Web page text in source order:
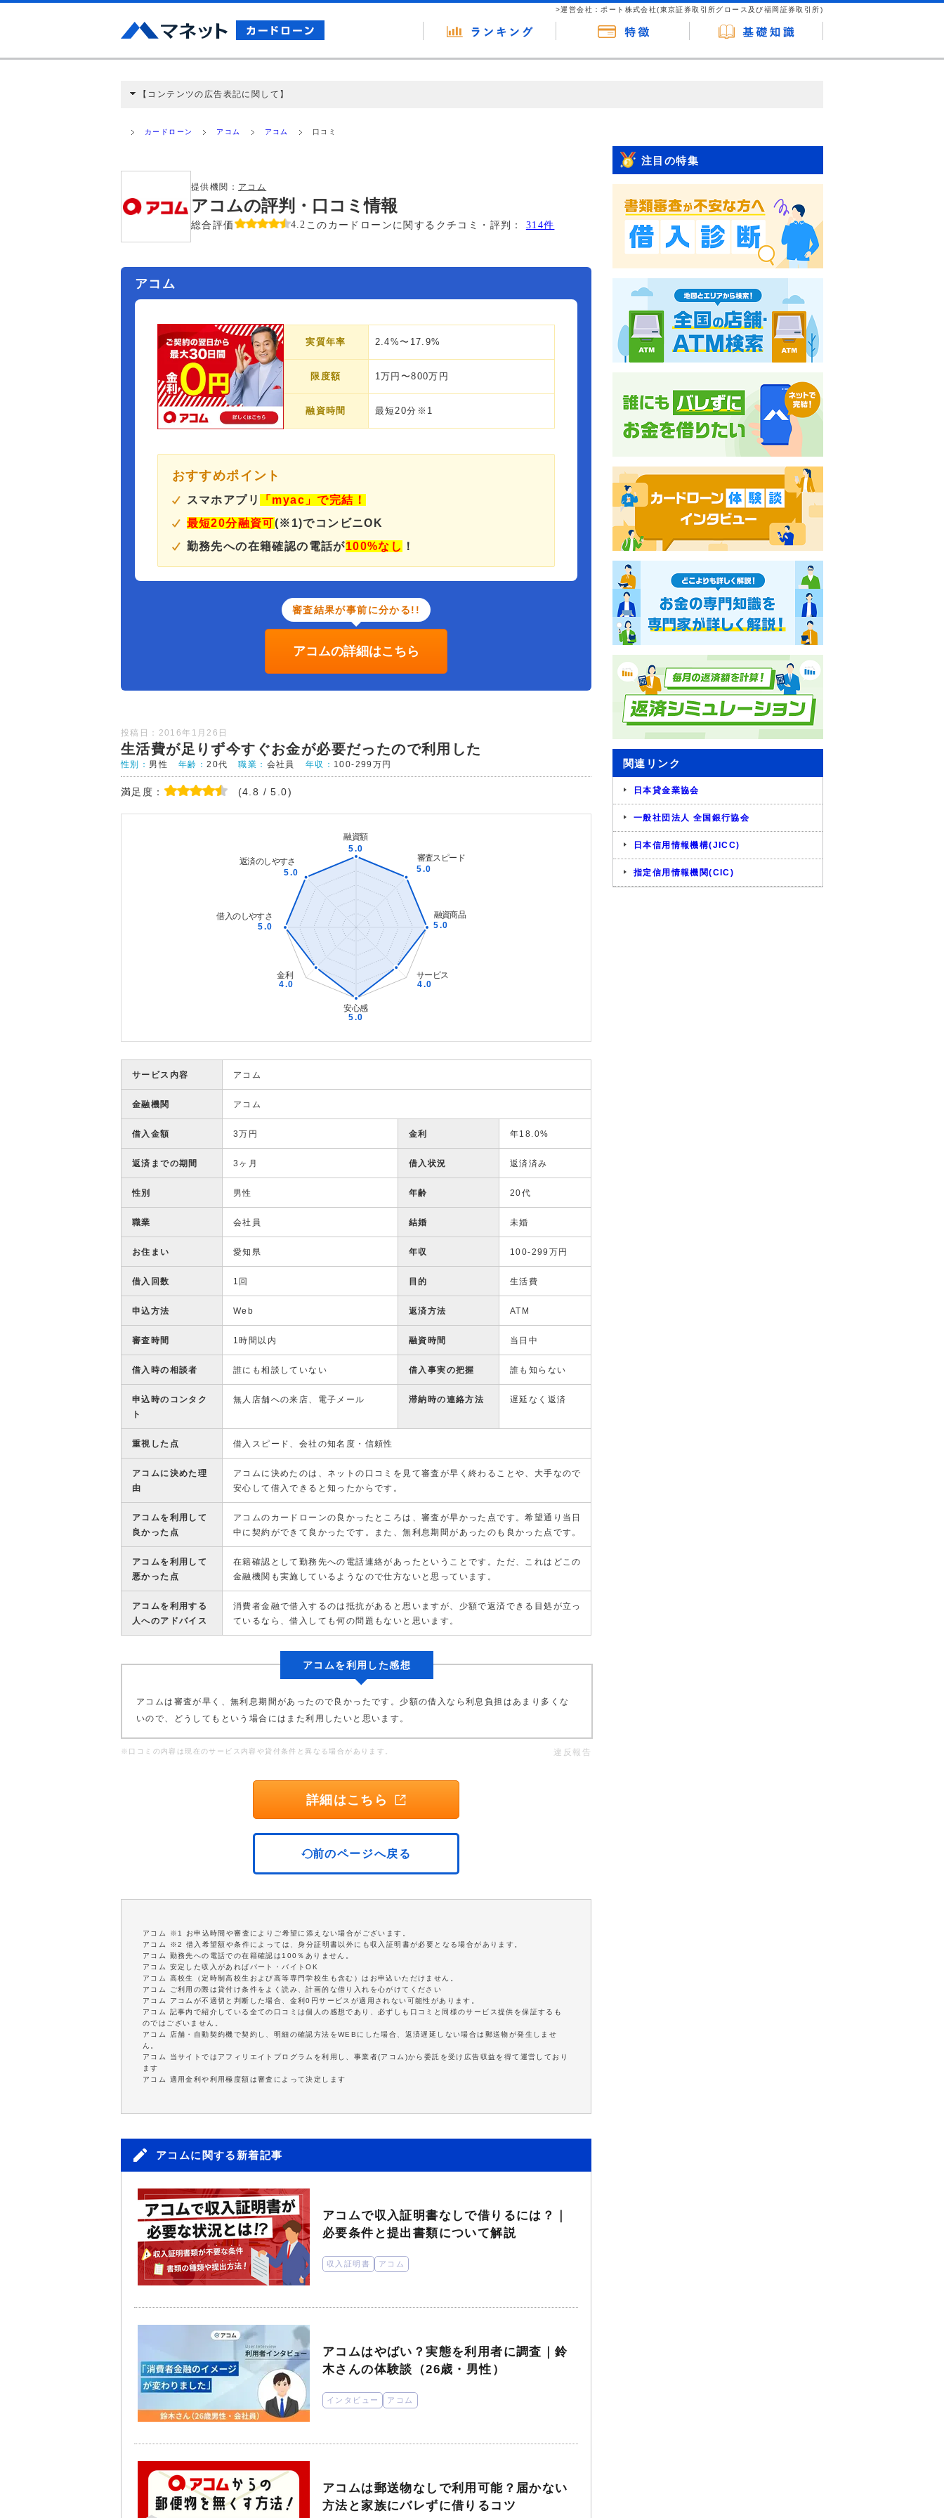
>運営会社：ポート株式会社(東京証券取引所グロース及び福岡証券取引所)
【コンテンツの広告表記に関して】
ミ収集などに基づき、公平性を担保した情報提供を行っています。
カードローン アコム アコム 口コミ
提供機関： アコム
アコムの評判・口コミ情報
総合評価 4.2 このカードローンに関するクチコミ・評判： 314件
アコム
実質年率 2.4%〜17.9%
限度額 1万円〜800万円
融資時間 最短20分※1
おすすめポイント
スマホアプリ
「myac」で完結！
最短20分融資可(※1)でコンビニOK
勤務先への在籍確認の電話が100%なし ！
審査結果が事前に分かる!!
アコムの詳細はこちら
投稿日：2016年1月26日
生活費が足りず今すぐお金が必要だったので利用した
性別： 男性 年齢：20代 職業： 会社員 年収： 100-299万円
満足度： (4.8 / 5.0)
サービス内容 アコム
金融機関 アコム
借入金額 3万円 金利 年18.0%
返済までの期間 3ヶ月 借入状況 返済済み
性別 男性 年齢 20代
職業 会社員 結婚 未婚
お住まい 愛知県 年収 100-299万円
借入回数 1回 目的 生活費
申込方法 Web 返済方法 ATM
審査時間 1時間以内 融資時間 当日中
借入時の相談者 誰にも相談していない 借入事実の把握 誰も知らない
申込時のコンタク
ト
無人店舗への来店、電子メール 滞納時の連絡方法 遅延なく返済
重視した点 借入スピード、会社の知名度・信頼性
アコムに決めた理
由
アコムに決めたのは、ネットの口コミを見て審査が早く終わることや、大手なので
安心して借入できると知ったからです。
アコムを利用して
良かった点
アコムのカードローンの良かったところは、審査が早かった点です。希望通り当日
中に契約ができて良かったです。また、無利息期間があったのも良かった点です。
アコムを利用して
悪かった点
在籍確認として勤務先への電話連絡があったということです。ただ、これはどこの
金融機関も実施しているようなので仕方ないと思っています。
アコムを利用する
人へのアドバイス
消費者金融で借入するのは抵抗があると思いますが、少額で返済できる目処が立っ
ているなら、借入しても何の問題もないと思います。
アコムを利用した感想
アコムは審査が早く、無利息期間があったので良かったです。少額の借入なら利息負担はあまり多くな
いので、どうしてもという場合にはまた利用したいと思います。
※口コミの内容は現在のサービス内容や貸付条件と異なる場合があります。 違反報告
詳細はこちら
前のページへ戻る
アコム ※1 お申込時間や審査によりご希望に添えない場合がございます。
アコム ※2 借入希望額や条件によっては、身分証明書以外にも収入証明書が必要となる場合があります。
アコム 勤務先への電話での在籍確認は100％ありません。
アコム 安定した収入があればパート・バイトOK
アコム 高校生（定時制高校生および高等専門学校生も含む）はお申込いただけません。
アコム ご利用の際は貸付け条件をよく読み、計画的な借り入れを心がけてください
アコム アコムが不適切と判断した場合、金利0円サービスが適用されない可能性があります。
アコム 記事内で紹介している全ての口コミは個人の感想であり、必ずしも口コミと同様のサービス提供を保証するも
のではございません。
アコム 店舗・自動契約機で契約し、明細の確認方法をWEBにした場合、返済遅延しない場合は郵送物が発生しませ
ん。
アコム 当サイトではアフィリエイトプログラムを利用し、事業者(アコム)から委託を受け広告収益を得て運営しており
ます
アコム 適用金利や利用極度額は審査によって決定します
アコムに関する新着記事
アコムで収入証明書なしで借りるには？｜
必要条件と提出書類について解説
収入証明書 アコム
アコムはやばい？実態を利用者に調査｜鈴
木さんの体験談（26歳・男性）
インタビュー アコム
アコムは郵送物なしで利用可能？届かない
方法と家族にバレずに借りるコツ
注目の特集
関連リンク
日本貸金業協会
一般社団法人 全国銀行協会
日本信用情報機構(JICC)
指定信用情報機関(CIC)